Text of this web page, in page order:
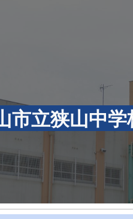
市立狭山中